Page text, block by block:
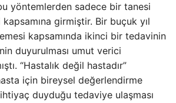
yöntemlerden sadece bir tanesi
girmiştir. Bir buçuk yıl
kapsamında ikinci bir tedavinin
duyurulması umut verici
“Hastalık değil hastadır”
için bireysel değerlendirme
duyduğu tedaviye ulaşması